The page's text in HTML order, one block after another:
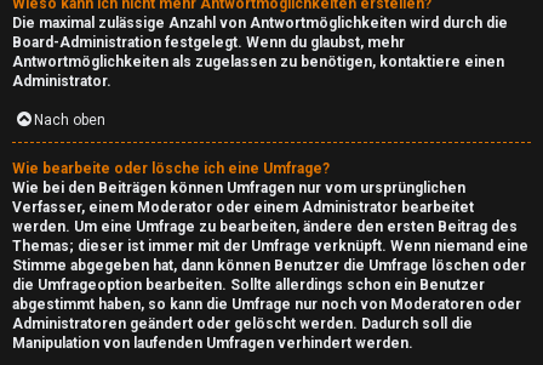
Wieso kann ich nicht mehr Antwortmöglichkeiten erstellen?
Die maximal zulässige Anzahl von Antwortmöglichkeiten wird durch die
Board-Administration festgelegt. Wenn du glaubst, mehr
Antwortmöglichkeiten als zugelassen zu benötigen, kontaktiere einen
Administrator.
Nach oben
Wie bearbeite oder lösche ich eine Umfrage?
Wie bei den Beiträgen können Umfragen nur vom ursprünglichen
Verfasser, einem Moderator oder einem Administrator bearbeitet
werden. Um eine Umfrage zu bearbeiten, ändere den ersten Beitrag des
Themas; dieser ist immer mit der Umfrage verknüpft. Wenn niemand eine
Stimme abgegeben hat, dann können Benutzer die Umfrage löschen oder
die Umfrageoption bearbeiten. Sollte allerdings schon ein Benutzer
abgestimmt haben, so kann die Umfrage nur noch von Moderatoren oder
Administratoren geändert oder gelöscht werden. Dadurch soll die
Manipulation von laufenden Umfragen verhindert werden.
d
A
r
e
n
a
↳